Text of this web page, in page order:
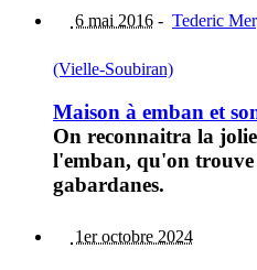
6 mai 2016 - Tederic
(Vielle-Soubiran)
Maison à emban et
On reconnaitra la
l'emban, qu'on trouve
gabardanes.
1er octobre 2024